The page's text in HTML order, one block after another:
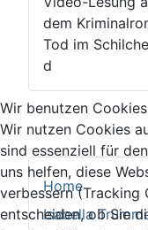
Home
Isabella
dem
Tod im
d
Wir benutzen Cookies
Wir nutzen Cookies
sind essenziell für
uns helfen, diese
verbessern (Tracking
entscheiden, ob Sie